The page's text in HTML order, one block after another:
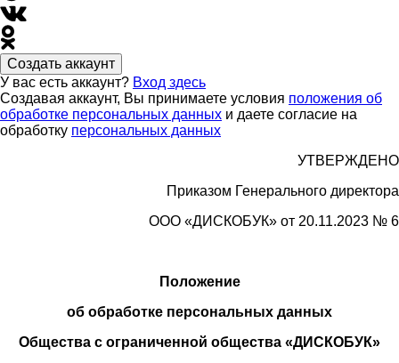
Создать аккаунт
У вас есть аккаунт? Вход здесь
Создавая аккаунт, Вы принимаете условия положения об
обработке персональных данных и даете согласие на
обработку персональных данных
УТВЕРЖДЕНО
Приказом Генерального директора
ООО «ДИСКОБУК» от 20.11.2023 № 6
Положение
об обработке персональных данных
Общества с ограниченной общества «ДИСКОБУК»